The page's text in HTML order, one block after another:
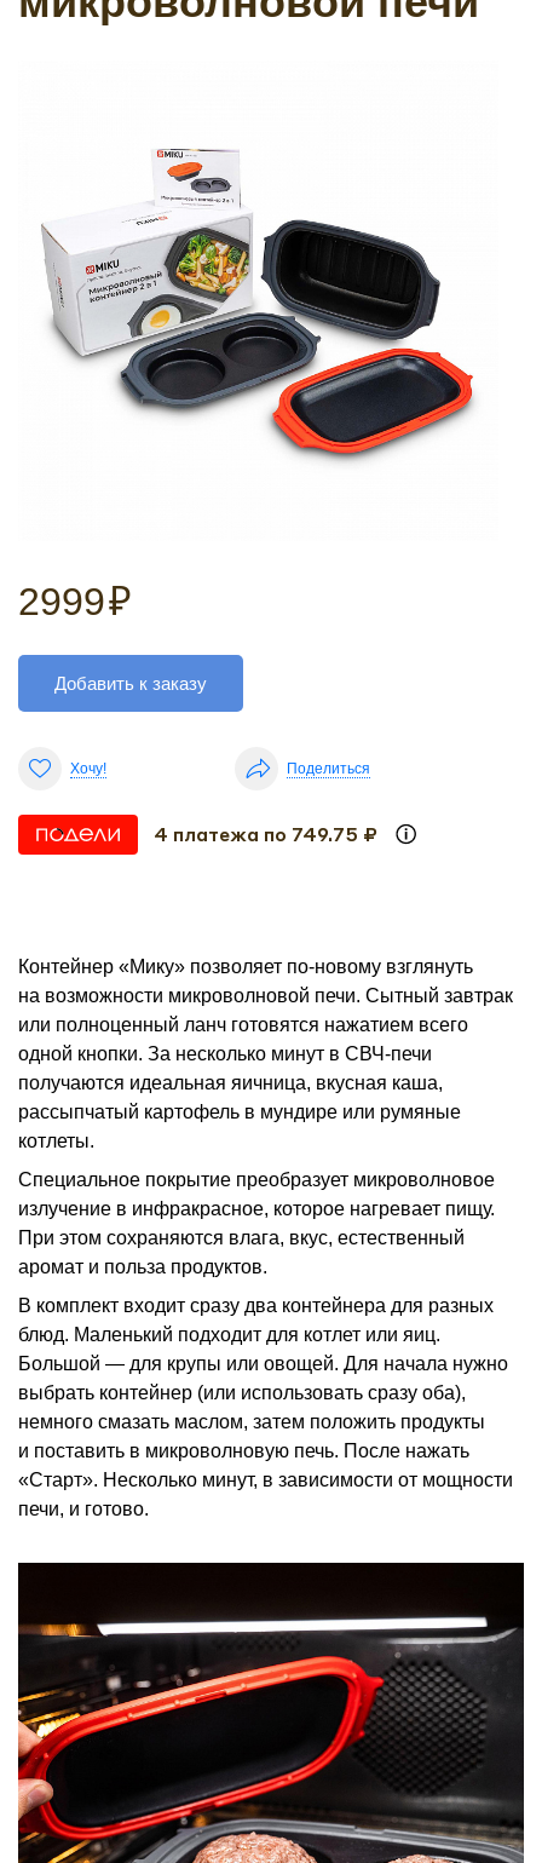
2999₽
Добавить к заказу
Хочу! Поделиться
4 платежа по 749.75 ₽
Контейнер «Мику» позволяет по-новому взглянуть
на возможности микроволновой печи. Сытный завтрак
или полноценный ланч готовятся нажатием всего
одной кнопки. За несколько минут в СВЧ-печи
получаются идеальная яичница, вкусная каша,
рассыпчатый картофель в мундире или румяные
котлеты.
Специальное покрытие преобразует микроволновое
излучение в инфракрасное, которое нагревает пищу.
При этом сохраняются влага, вкус, естественный
аромат и польза продуктов.
В комплект входит сразу два контейнера для разных
блюд. Маленький подходит для котлет или яиц.
Большой — для крупы или овощей. Для начала нужно
выбрать контейнер (или использовать сразу оба),
немного смазать маслом, затем положить продукты
и поставить в микроволновую печь. После нажать
«Старт». Несколько минут, в зависимости от мощности
печи, и готово.